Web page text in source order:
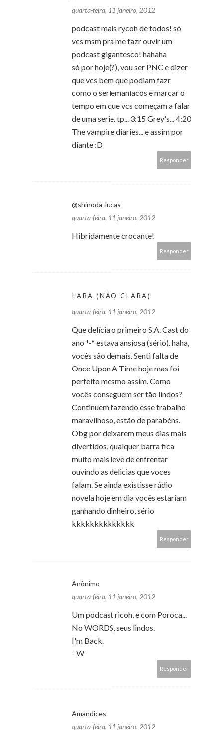
quarta-feira, 11 janeiro, 2012
podcast mais rycoh de todos! só
vcs msm pra me fazr ouvir um
podcast gigantesco! hahaha
só por hoje(?), vou ser PNC e dizer
que vcs bem que podiam fazr
como o seriemaniacos e marcar o
tempo em que vcs começam a falar
de uma serie. tp... 3:15 Grey's... 4:20
The vampire diaries... e assim por
diante :D
Responder
@shinoda_lucas
quarta-feira, 11 janeiro, 2012
Hibridamente crocante!
Responder
LARA (NÃO CLARA)
quarta-feira, 11 janeiro, 2012
Que delícia o primeiro S.A. Cast do
ano *-* estava ansiosa (sério). haha,
vocês são demais. Senti falta de
Once Upon A Time hoje mas foi
perfeito mesmo assim. Como
vocês conseguem ser tão lindos?
Continuem fazendo esse trabalho
maravilhoso, estão de parabéns.
Obg por deixarem meus dias mais
divertidos, qualquer barra fica
muito mais leve de enfrentar
ouvindo as delicias que voces
falam. Se ainda existisse rádio
novela hoje em dia vocês estariam
ganhando dinheiro, sério
kkkkkkkkkkkkkk
Responder
Anônimo
quarta-feira, 11 janeiro, 2012
Um podcast ricoh, e com Poroca...
No WORDS, seus lindos.
I'm Back.
- W
Responder
Amandices
quarta-feira, 11 janeiro, 2012